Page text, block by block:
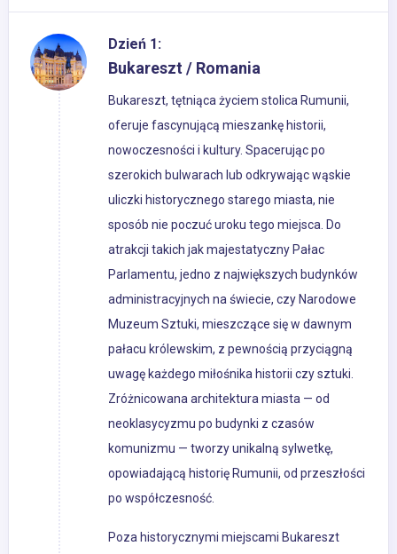
Dzień 1:
Bukareszt / Romania
Bukareszt, tętniąca życiem stolica Rumunii,
oferuje fascynującą mieszankę historii,
nowoczesności i kultury. Spacerując po
szerokich bulwarach lub odkrywając wąskie
uliczki historycznego starego miasta, nie
sposób nie poczuć uroku tego miejsca. Do
atrakcji takich jak majestatyczny Pałac
Parlamentu, jedno z największych budynków
administracyjnych na świecie, czy Narodowe
Muzeum Sztuki, mieszczące się w dawnym
pałacu królewskim, z pewnością przyciągną
uwagę każdego miłośnika historii czy sztuki.
Zróżnicowana architektura miasta — od
neoklasycyzmu po budynki z czasów
komunizmu — tworzy unikalną sylwetkę,
opowiadającą historię Rumunii, od przeszłości
po współczesność.
Poza historycznymi miejscami Bukareszt